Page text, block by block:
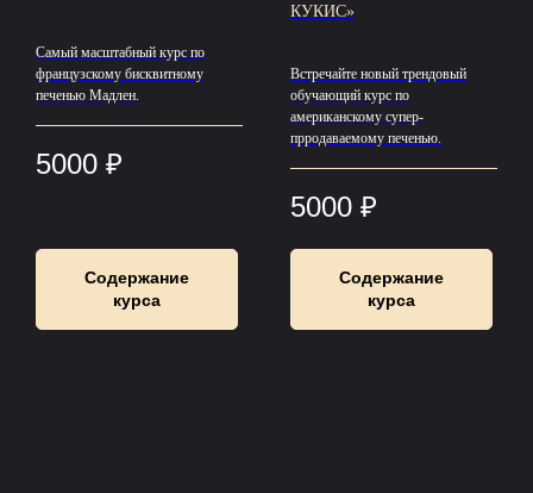
Самый масштабный курс по
французскому бисквитному
печенью Мадлен.
5000 ₽
Содержание
курса
КУКИС»
Встречайте новый трендовый
обучающий курс по
американскому супер-
прродаваемому печенью.
5000 ₽
Содержание
курса